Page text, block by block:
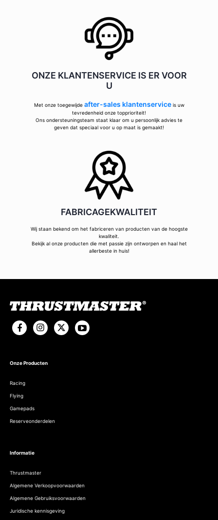
ONZE KLANTENSERVICE IS ER VOOR
U
Met onze toegewijde after-sales klantenserviceis uw
tevredenheid onze topprioriteit!
Ons ondersteuningsteam staat klaar om u persoonlijk advies te
geven dat speciaal voor u op maat is gemaakt!
FABRICAGEKWALITEIT
Wij staan bekend om het fabriceren van producten van de hoogste
kwaliteit.
Bekijk al onze producten die met passie zijn ontworpen en haal het
allerbeste in huis!
Onze Producten
Racing
Flying
Gamepads
Reserveonderdelen
Informatie
Thrustmaster
Algemene Verkoopvoorwaarden
Algemene Gebruiksvoorwaarden
Juridische kennisgeving